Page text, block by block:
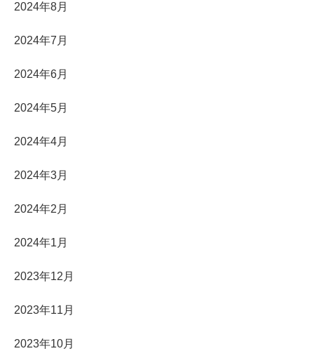
2024年8月
2024年7月
2024年6月
2024年5月
2024年4月
2024年3月
2024年2月
2024年1月
2023年12月
2023年11月
2023年10月